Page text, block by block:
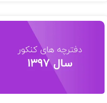
دانلود دفترچه کنکور دکتری آی
تی
سال 1397
دانلود دفترچه